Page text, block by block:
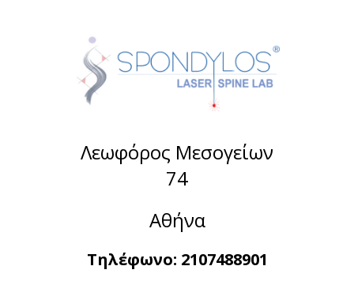
Λεωφόρος Μεσογείων
74
Αθήνα
Τηλέφωνο: 2107488901